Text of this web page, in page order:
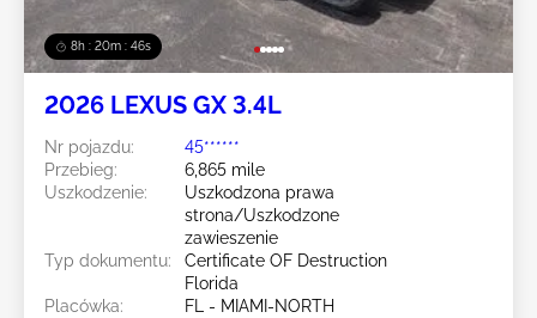
8h : 20m : 43s
2026 LEXUS GX 3.4L
Nr pojazdu:
45******
Przebieg:
6,865 mile
Uszkodzenie:
Uszkodzona prawa
strona/Uszkodzone
zawieszenie
Typ dokumentu:
Certificate OF Destruction
Florida
Placówka:
FL - MIAMI-NORTH